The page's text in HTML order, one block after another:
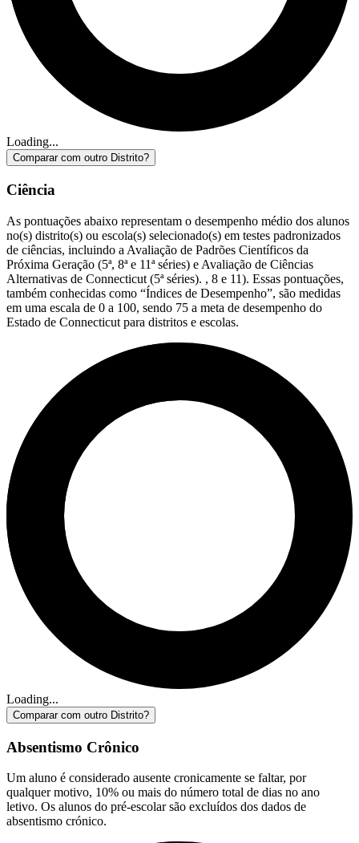
Loading...
Comparar com outro Distrito?
Ciência
As pontuações abaixo representam o desempenho médio dos alunos
no(s) distrito(s) ou escola(s) selecionado(s) em testes padronizados
de ciências, incluindo a Avaliação de Padrões Científicos da
Próxima Geração (5ª, 8ª e 11ª séries) e Avaliação de Ciências
Alternativas de Connecticut (5ª séries). , 8 e 11). Essas pontuações,
também conhecidas como “Índices de Desempenho”, são medidas
em uma escala de 0 a 100, sendo 75 a meta de desempenho do
Estado de Connecticut para distritos e escolas.
Loading...
Comparar com outro Distrito?
Absentismo Crônico
Um aluno é considerado ausente cronicamente se faltar, por
qualquer motivo, 10% ou mais do número total de dias no ano
letivo. Os alunos do pré-escolar são excluídos dos dados de
absentismo crónico.